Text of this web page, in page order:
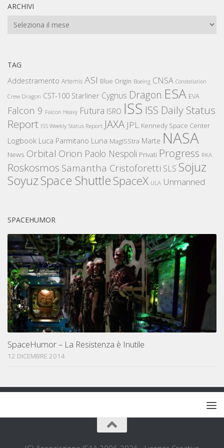
ARCHIVI
Archivi
TAG
Addestramento Artemis ASI Blue Origin Boeing CNSA Constellation
Crew Dragon CST-100 Starliner Cygnus Dragon ESA EVA
Falcon 9 Falcon Heavy Futura ISRO ISS ISS Daily Status
Report ISS Weekly Status Report JAXA JPL Kennedy Space Center
Logbook Luca Parmitano Luna MagISStra Marte NASA
News Orbital Orion Paolo Nespoli Privati Progress RKA
Roskosmos Samantha Cristoforetti SLS Sojuz
SoyuzSpace ShuttleSpaceX ULA Unmanned
SPACEHUMOR
SpaceHumor – La Resistenza è Inutile
12 DICEMBRE 2014